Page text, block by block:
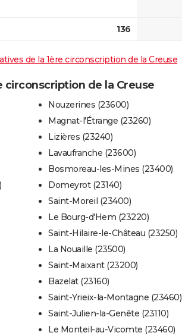
136
de la 1ère circonscription de la Creuse
circonscription de la Creuse
Nouzerines (23600)
Magnat-l'Étrange (23260)
Lizières (23240)
Lavaufranche (23600)
Bosmoreau-les-Mines (23400)
Domeyrot (23140)
Saint-Moreil (23400)
Le Bourg-d'Hem (23220)
Saint-Hilaire-le-Château (23250)
La Nouaille (23500)
Saint-Maixant (23200)
Bazelat (23160)
Saint-Yrieix-la-Montagne (23460)
Saint-Julien-la-Genête (23110)
Le Monteil-au-Vicomte (23460)